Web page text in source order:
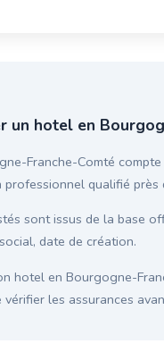
un hotel en
Franche-Comté
qualifié près
sont issus de la base
date de création.
hotel en Bourgogne-
les assurances